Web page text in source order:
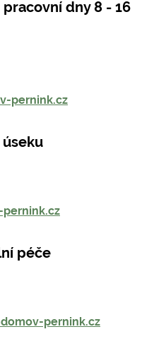
dny 8 - 16
pernink.cz
pernink.cz
péče
pernink.cz